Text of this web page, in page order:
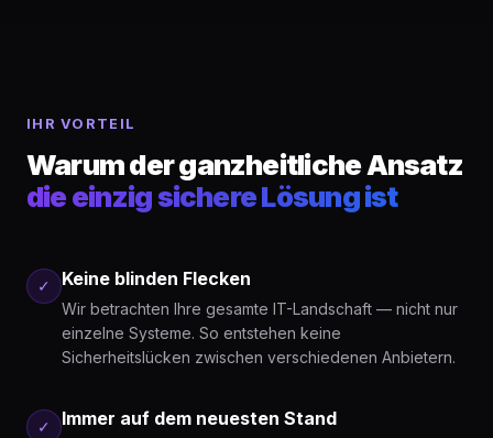
IHR VORTEIL
Warum der ganzheitliche Ansatz
die einzig sichere Lösung ist
✓ Keine blinden Flecken
Wir betrachten Ihre gesamte IT-Landschaft — nicht nur
einzelne Systeme. So entstehen keine
Sicherheitslücken zwischen verschiedenen Anbietern.
✓ Immer auf dem neuesten Stand